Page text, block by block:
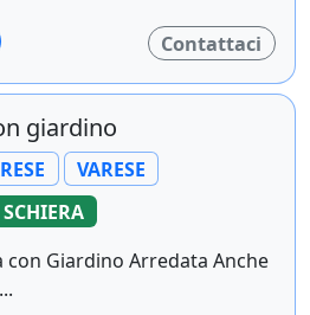
Contattaci
giardino
VARESE
con Giardino Arredata Anche